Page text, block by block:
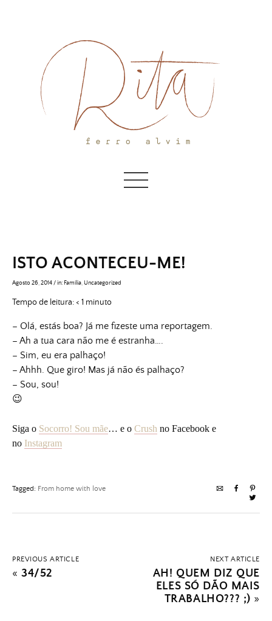
ISTO ACONTECEU-ME!
Agosto 26, 2014/in: Família Uncategorized
Tempo de leitura:< 1 minuto
– Olá, estás boa? Já me fizeste uma reportagem.
– Ah a tua cara não me é estranha….
– Sim, eu era palhaço!
– Ahhh. Que giro! Mas já não és palhaço?
– Sou, sou!
😉
Siga o Socorro! Sou mãe… e o Crush no Facebook e
no Instagram
Tagged: From home with love
PREVIOUS ARTICLE
«34/52
NEXT ARTICLE
AH! QUEM DIZ QUE
ELES SÓ DÃO MAIS
TRABALHO??? ;) »